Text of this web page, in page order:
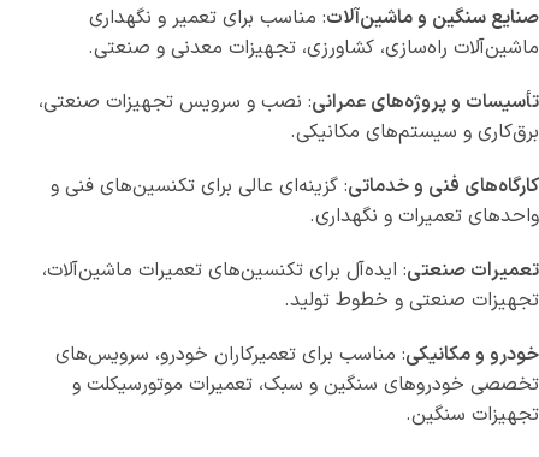
صنایع سنگین و ماشین‌آلات: مناسب برای تعمیر و نگهداری
ماشین‌آلات راه‌سازی، کشاورزی، تجهیزات معدنی و صنعتی.
تأسیسات و پروژه‌های عمرانی: نصب و سرویس تجهیزات صنعتی،
برق‌کاری و سیستم‌های مکانیکی.
کارگاه‌های فنی و خدماتی: گزینه‌ای عالی برای تکنسین‌های فنی و
واحدهای تعمیرات و نگهداری.
تعمیرات صنعتی: ایده‌آل برای تکنسین‌های تعمیرات ماشین‌آلات،
تجهیزات صنعتی و خطوط تولید.
خودرو و مکانیکی: مناسب برای تعمیرکاران خودرو، سرویس‌های
تخصصی خودروهای سنگین و سبک، تعمیرات موتورسیکلت و
تجهیزات سنگین.